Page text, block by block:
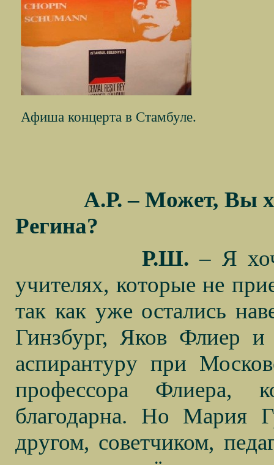
Афиша концерта в Стамбуле.
А.Р. – Может, Вы
Регина?
Р.Ш. – Я
учителях, которые не
так как уже остались
Гинзбург, Яков Флиер
аспирантуру при
профессора Флиера,
благодарна. Но Мария
другом, советчиком,